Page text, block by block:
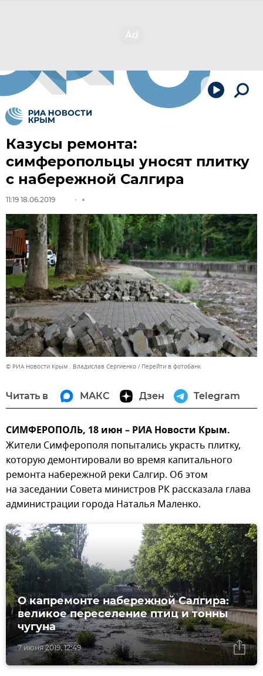
Казусы ремонта:
симферопольцы уносят плитку
с набережной Салгира
11:19 18.06.2019
© РИА Новости Крым . Владислав Сергиенко Перейти в фотобанк
Читать в МАКС Дзен Telegram
СИМФЕРОПОЛЬ, 18 июн – РИА Новости Крым.
Жители Симферополя попытались украсть плитку,
которую демонтировали во время капитального
ремонта набережной реки Салгир. Об этом
на заседании Совета министров РК рассказала глава
администрации города Наталья Маленко.
7 июня 2019, 12:49
О капремонте набережной Салгира:
великое переселение птиц и тонны
чугуна